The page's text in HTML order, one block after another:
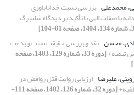
محمدعلی بررسی نسبت خداناباوری
با صفات الهی با تأکید بر دیدگاه شلنبرگ
محسن نقد و بررسی حقیقت سنت و بدعت
تیمیه+ [دوره 33، شماره 129، 1403، صفحه
علیرضا ارزیابی روایت قتل روافض در
[دوره 32، شماره 126، 1402، صفحه 111-